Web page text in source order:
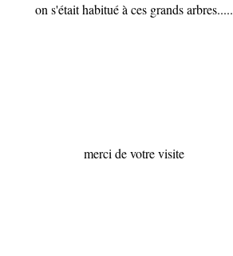
on s'était habitué à ces grands arbres.....
merci de votre visite